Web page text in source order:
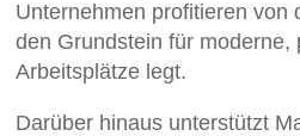
Unternehmen profitieren von
den Grundstein für moderne,
Arbeitsplätze legt.
Darüber hinaus unterstützt